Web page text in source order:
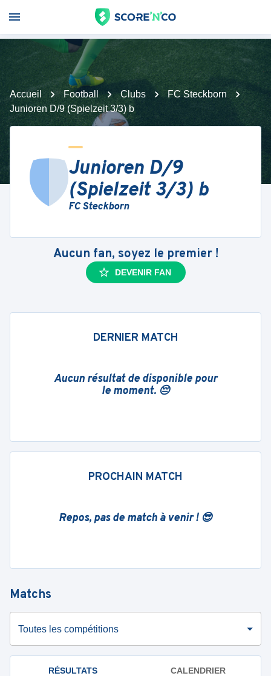
Accueil Football Clubs
FC Steckborn
Junioren D/9 (Spielzeit 3/3) b
Junioren D/9
(Spielzeit 3/3) b
FC Steckborn
Aucun fan, soyez le premier !
DEVENIR FAN
DERNIER MATCH
Aucun résultat de disponible pour
le moment. 😔
PROCHAIN MATCH
Repos, pas de match à venir ! 😎
Matchs
Toutes les compétitions
RÉSULTATS CALENDRIER